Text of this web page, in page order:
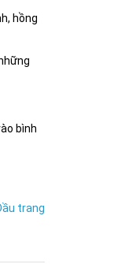
hồng
bình
trang